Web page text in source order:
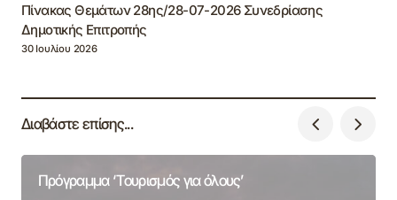
Πίνακας Θεμάτων 28ης/28-07-2026 Συνεδρίασης
Δημοτικής Επιτροπής
30 Ιουλίου 2026
Διαβάστε επίσης...
Πρόγραμμα ‘Τουρισμός για όλους’